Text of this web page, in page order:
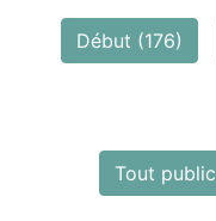
Début (176)
Tout public